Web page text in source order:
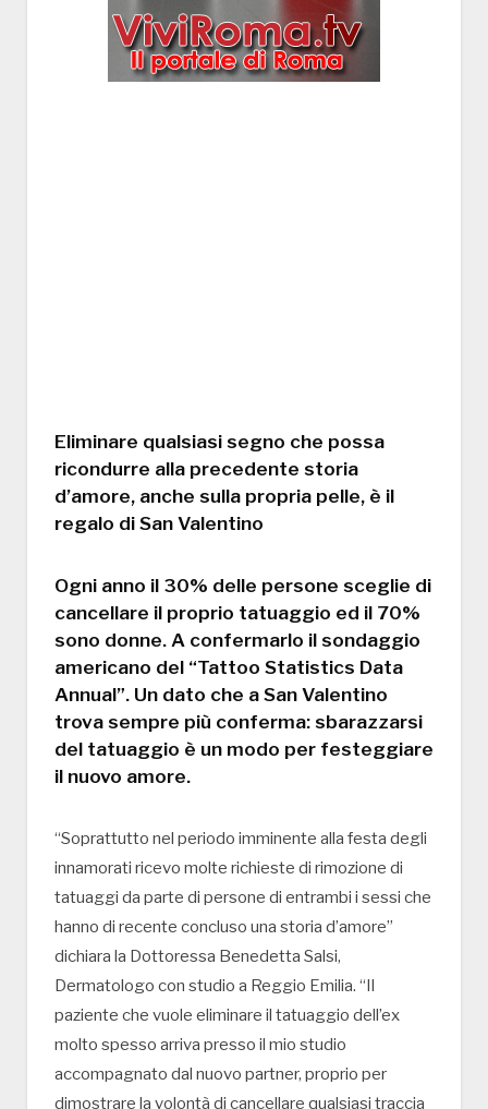
Eliminare qualsiasi segno che possa
ricondurre alla precedente storia
d’amore, anche sulla propria pelle, è il
regalo di San Valentino
Ogni anno il 30% delle persone sceglie di
cancellare il proprio tatuaggio ed il 70%
sono donne. A confermarlo il sondaggio
americano del “Tattoo Statistics Data
Annual”. Un dato che a San Valentino
trova sempre più conferma: sbarazzarsi
del tatuaggio è un modo per festeggiare
il nuovo amore.
“Soprattutto nel periodo imminente alla festa degli
innamorati ricevo molte richieste di rimozione di
tatuaggi da parte di persone di entrambi i sessi che
hanno di recente concluso una storia d’amore”
dichiara la Dottoressa Benedetta Salsi,
Dermatologo con studio a Reggio Emilia. “Il
paziente che vuole eliminare il tatuaggio dell’ex
molto spesso arriva presso il mio studio
accompagnato dal nuovo partner, proprio per
dimostrare la volontà di cancellare qualsiasi traccia